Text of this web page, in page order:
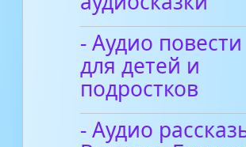
- Аудио повести
для детей и
подростков
- Аудио